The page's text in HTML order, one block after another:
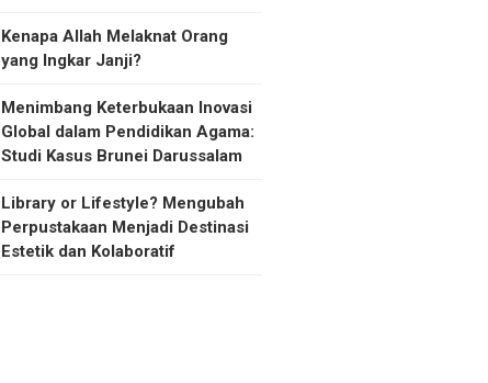
Kenapa Allah Melaknat Orang
yang Ingkar Janji?
Menimbang Keterbukaan Inovasi
Global dalam Pendidikan Agama:
Studi Kasus Brunei Darussalam
Library or Lifestyle? Mengubah
Perpustakaan Menjadi Destinasi
Estetik dan Kolaboratif